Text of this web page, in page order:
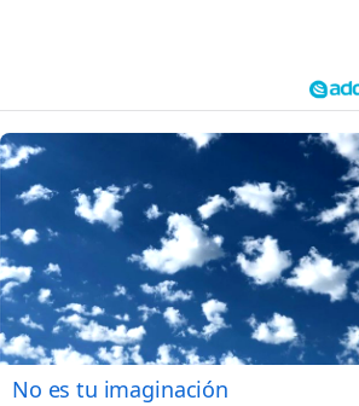
No es tu imaginación